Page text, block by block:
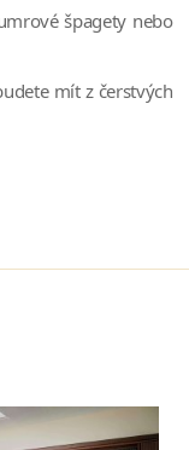
špagety nebo
mít z čerstvých